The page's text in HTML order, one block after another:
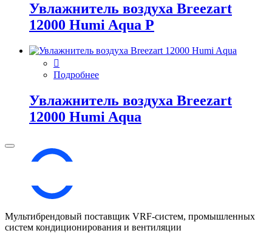
Увлажнитель воздуха Breezart
12000 Humi Aqua P
Подробнее
Увлажнитель воздуха Breezart
12000 Humi Aqua
Мультибрендовый поставщик VRF-cистем, промышленных
систем кондиционирования и вентиляции